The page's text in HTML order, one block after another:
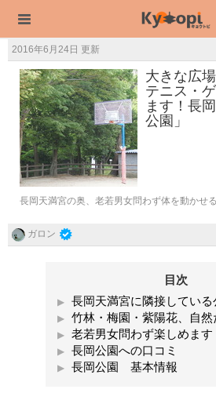
2016年6月24日 更新
大きな広
テニス・
ます！長
公園」
長岡天満宮の奥、老若男女問わず体を動かせ
ガロン
目次
長岡天満宮に隣接している
竹林・梅園・紫陽花、自
老若男女問わず楽しめます
長岡公園への口コミ
長岡公園 基本情報